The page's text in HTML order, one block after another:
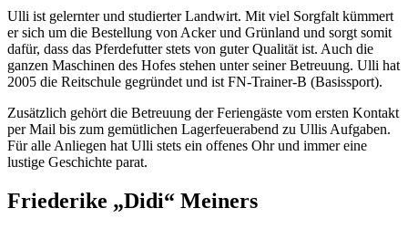
Ulli ist gelernter und studierter Landwirt. Mit viel Sorgfalt kümmert
er sich um die Bestellung von Acker und Grünland und sorgt somit
dafür, dass das Pferdefutter stets von guter Qualität ist. Auch die
ganzen Maschinen des Hofes stehen unter seiner Betreuung. Ulli hat
2005 die Reitschule gegründet und ist FN-Trainer-B (Basissport).
Zusätzlich gehört die Betreuung der Feriengäste vom ersten Kontakt
per Mail bis zum gemütlichen Lagerfeuerabend zu Ullis Aufgaben.
Für alle Anliegen hat Ulli stets ein offenes Ohr und immer eine
lustige Geschichte parat.
Friederike „Didi“ Meiners